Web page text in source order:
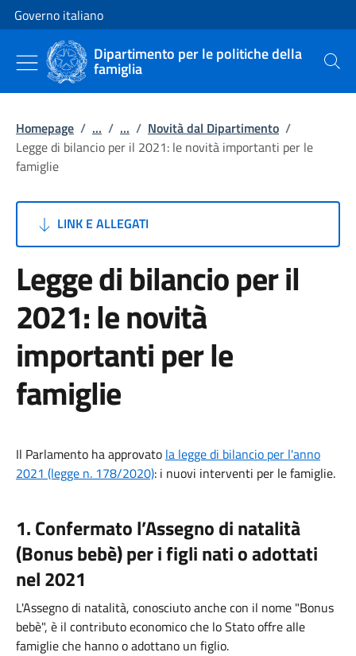
Vai al contenuto
Vai alla navigazione del sito
Governo italiano
Dipartimento per le politiche della
famiglia Cerca
Homepage / ... / ... / Novità dal Dipartimento /
Legge di bilancio per il 2021: le novità importanti per le
famiglie
LINK E ALLEGATI
Legge di bilancio per il
2021: le novità
importanti per le
famiglie
Il Parlamento ha approvato la legge di bilancio per l'anno
2021 (legge n. 178/2020): i nuovi interventi per le famiglie.
1. Confermato l’Assegno di natalità
(Bonus bebè) per i figli nati o adottati
nel 2021
L'Assegno di natalità, conosciuto anche con il nome "Bonus
bebè", è il contributo economico che lo Stato offre alle
famiglie che hanno o adottano un figlio.